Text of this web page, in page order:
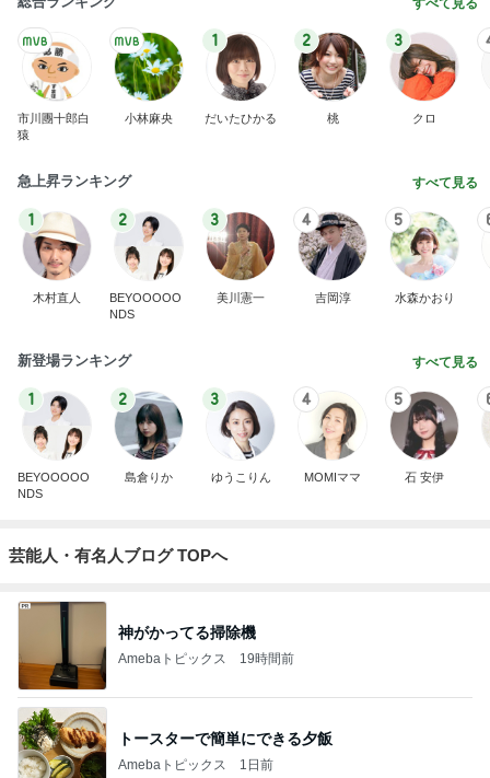
すべて見る
市川團十郎白
猿
小林麻央
1
だいたひかる
2
桃
3
クロ
急上昇ランキング すべて見る
1
木村直人
2
BEYOOOOO
NDS
3
美川憲一
4
吉岡淳
5
水森かおり
新登場ランキング すべて見る
1
BEYOOOOO
NDS
2
島倉りか
3
ゆうこりん
4
MOMIママ
5
石 安伊
芸能人・有名人ブログ TOPへ
神がかってる掃除機
Amebaトピックス 19時間前
トースターで簡単にできる夕飯
Amebaトピックス 1日前